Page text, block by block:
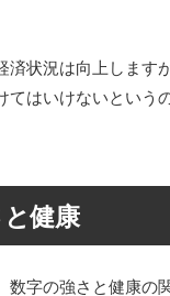
済状況は向上します
てはいけないという
健康
数字の強さと健康の